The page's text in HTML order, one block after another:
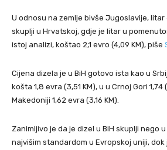
U odnosu na zemlje bivše Jugoslavije, litar
skuplji u Hrvatskoj, gdje je litar u
istoj analizi, koštao 2,1 evro (4,09 KM), piše
Cijena dizela je u BiH gotovo ista kao u
košta 1,8 evra (3,51 KM), u u Crnoj Gori
Makedoniji 1,62 evra (3,16 KM).
Zanimljivo je da je dizel u BiH skuplji nego
najvišim standardom u Evropskoj uniji, dok